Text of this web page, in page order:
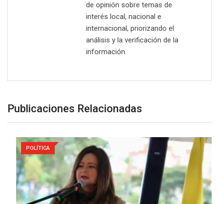
de opinión sobre temas de
interés local, nacional e
internacional, priorizando el
análisis y la verificación de la
información.
Publicaciones Relacionadas
POLÍTICA